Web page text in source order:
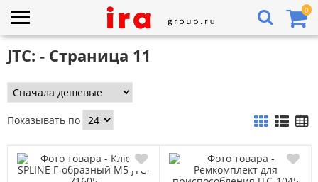
0
JTC: - Страница 11
Показывать по